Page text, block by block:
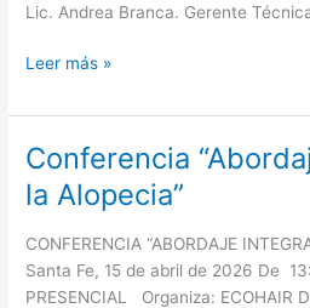
Lic. Andrea Branca. Gerente
Leer más »
Conferencia
la Alopecia”
CONFERENCIA “ABORDAJE
Santa Fe, 15 de abril de 2026 De
PRESENCIAL Organiza: ECOHAIR
Conferencia
“Abordaje
integral
de
la
Alopecia”